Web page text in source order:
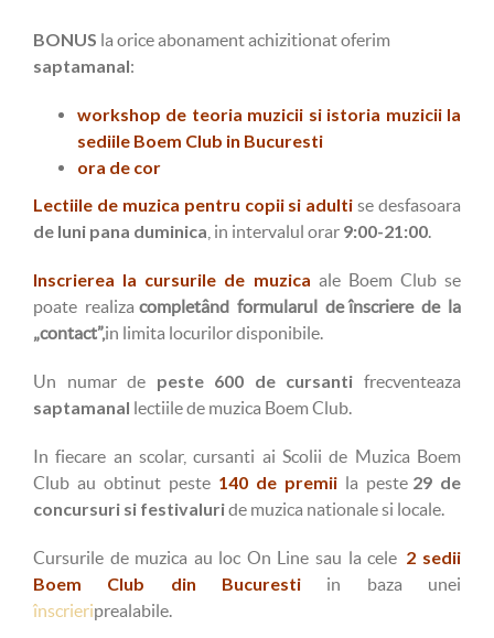
BONUS la orice abonament achizitionat oferim
saptamanal:
workshop de teoria muzicii si istoria muzicii la
sediile Boem Club in Bucuresti
ora de cor
Lectiile de muzica pentru copii si adultise desfasoara
de luni pana duminica , in intervalul orar 9:00-21:00.
Inscrierea la cursurile de muzica ale Boem Club se
poate realiza completând formularul de înscriere de la
„contact”,in limita locurilor disponibile.
Un numar de peste 600 de cursanti frecventeaza
saptamanal lectiile de muzica Boem Club.
In fiecare an scolar, cursanti ai Scolii de Muzica Boem
Club au obtinut peste 140 de premii la peste 29 de
concursuri si festivaluride muzica nationale si locale.
Cursurile de muzica au loc On Line sau la cele 2 sedii
Boem Club din Bucuresti in baza unei
înscrieriprealabile.